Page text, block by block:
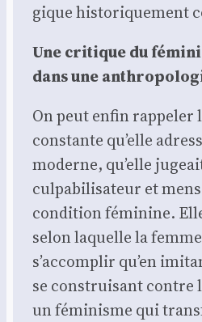
gique his­to­ri­que­ment
Une cri­tique du
dans une
On peut enfin rap­pe­ler
constante qu’elle
moderne, qu’elle
culpa­bi­li­sa­teur et
condi­tion fémi­nine.
selon laquelle la
s’accomplir qu’en
se construi­sant contre
un fémi­nisme qui